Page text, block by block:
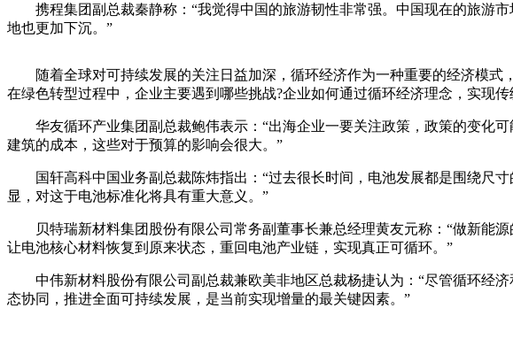
携程集团副总裁秦静称：“我觉得中国的旅游韧性非常强。中国现在的旅游市
地也更加下沉。”
随着全球对可持续发展的关注日益加深，循环经济作为一种重要的经济模式
在绿色转型过程中，企业主要遇到哪些挑战?企业如何通过循环经济理念，实现
华友循环产业集团副总裁鲍伟表示：“出海企业一要关注政策，政策的变化可
建筑的成本，这些对于预算的影响会很大。”
国轩高科中国业务副总裁陈炜指出：“过去很长时间，电池发展都是围绕尺
显，对这于电池标准化将具有重大意义。”
贝特瑞新材料集团股份有限公司常务副董事长兼总经理黄友元称：“做新能源
让电池核心材料恢复到原来状态，重回电池产业链，实现真正可循环。”
中伟新材料股份有限公司副总裁兼欧美非地区总裁杨捷认为：“尽管循环经济
态协同，推进全面可持续发展，是当前实现增量的最关键因素。”